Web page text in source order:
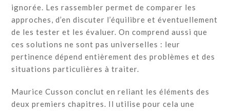
ignorée. Les rassembler permet de comparer les
approches, d’en discuter l’équilibre et éventuellement
de les tester et les évaluer. On comprend aussi que
ces solutions ne sont pas universelles : leur
pertinence dépend entièrement des problèmes et des
situations particulières à traiter.
Maurice Cusson conclut en reliant les éléments des
deux premiers chapitres. Il utilise pour cela une